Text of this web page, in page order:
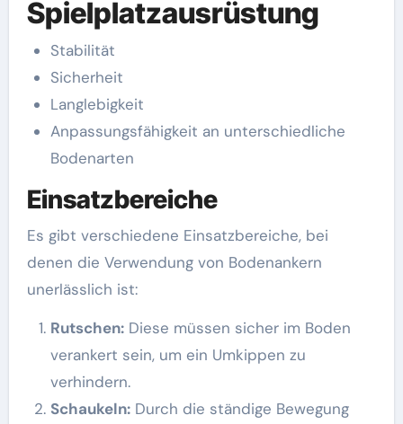
Spielplatzausrüstung
Stabilität
Sicherheit
Langlebigkeit
Anpassungsfähigkeit an unterschiedliche
Bodenarten
Einsatzbereiche
Es gibt verschiedene Einsatzbereiche, bei
denen die Verwendung von Bodenankern
unerlässlich ist:
Rutschen:Diese müssen sicher im Boden
verankert sein, um ein Umkippen zu
verhindern.
Schaukeln:Durch die ständige Bewegung